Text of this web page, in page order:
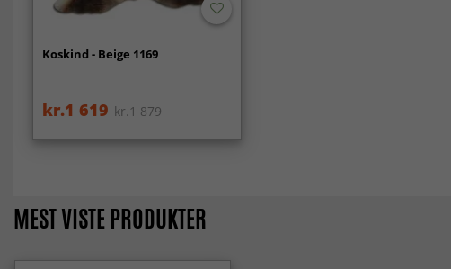
Koskind - Beige 1169
kr.1 619 kr.1 879
MEST VISTE PRODUKTER